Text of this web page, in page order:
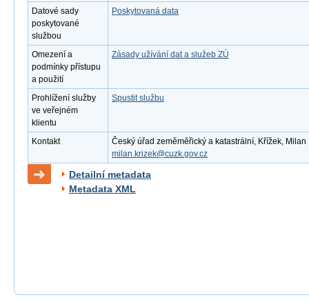
Datové sady
poskytované
službou
Poskytovaná data
Omezení a
podmínky přístupu
a použití
Zásady užívání dat a služeb ZÚ
Prohlížení služby
ve veřejném
klientu
Spustit službu
Kontakt
Český úřad zeměměřický a katastrální, Křížek,
milan.krizek@cuzk.gov.cz
Detailní metadata
Metadata XML